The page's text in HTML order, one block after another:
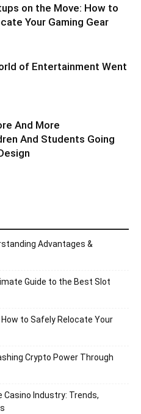
on the Move: How to
Your Gaming Gear
of Entertainment Went
And More
And Students Going
Advantages &
Guide to the Best Slot
to Safely Relocate Your
Crypto Power Through
Casino Industry: Trends,